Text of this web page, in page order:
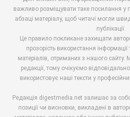
важливо розміщувати таке посилання у
абзаці матеріалу, щоб читачі могли
публікації.
Це правило покликане захищати
прозорість використання
матеріалів, отриманих з нашого сайту.
редакції, тому очікуємо
використовує наші тексти у
Редакція digestmedia.net залишає за
позиції чи висновки, викладені в